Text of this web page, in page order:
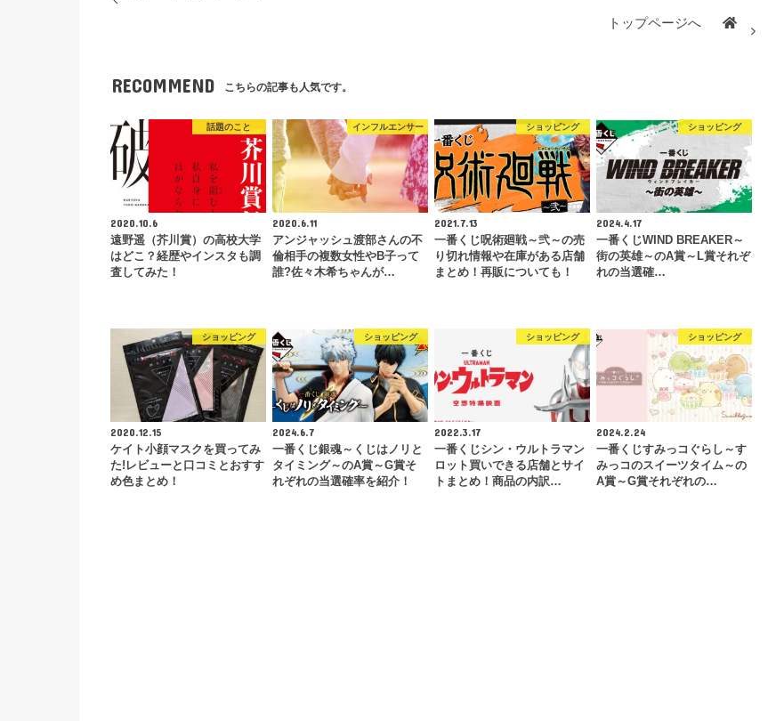
トップページへ
RECOMMEND こちらの記事も人気です。
話題のこと
2020.10.6
遠野遥（芥川賞）の高校大学
はどこ？経歴やインスタも調
査してみた！
インフルエンサー
2020.6.11
アンジャッシュ渡部さんの不
倫相手の複数女性やB子って
誰?佐々木希ちゃんが…
ショッピング
2021.7.13
一番くじ呪術廻戦～弐～の売
り切れ情報や在庫がある店舗
まとめ！再販についても！
ショッピング
2024.4.17
一番くじWIND BREAKER～
街の英雄～のA賞～L賞それぞ
れの当選確…
ショッピング
2020.12.15
ケイト小顔マスクを買ってみ
た!レビューと口コミとおすす
め色まとめ！
ショッピング
2024.6.7
一番くじ銀魂～くじはノリと
タイミング～のA賞～G賞そ
れぞれの当選確率を紹介！
ショッピング
2022.3.17
一番くじシン・ウルトラマン
ロット買いできる店舗とサイ
トまとめ！商品の内訳…
ショッピング
2024.2.24
一番くじすみっコぐらし～す
みっコのスイーツタイム～の
A賞～G賞それぞれの…